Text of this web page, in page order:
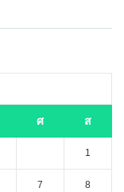
ศ ส
1
7 8